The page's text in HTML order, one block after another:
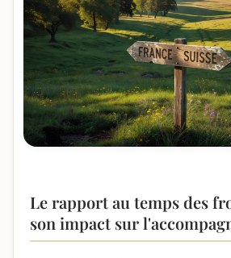
Le rapport au temps des
son impact sur